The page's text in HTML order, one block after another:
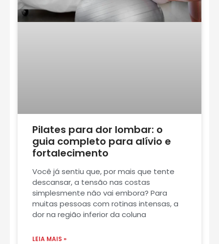
Pilates para dor lombar: o
guia completo para alívio e
fortalecimento
Você já sentiu que, por mais que tente
descansar, a tensão nas costas
simplesmente não vai embora? Para
muitas pessoas com rotinas intensas, a
dor na região inferior da coluna
LEIA MAIS »